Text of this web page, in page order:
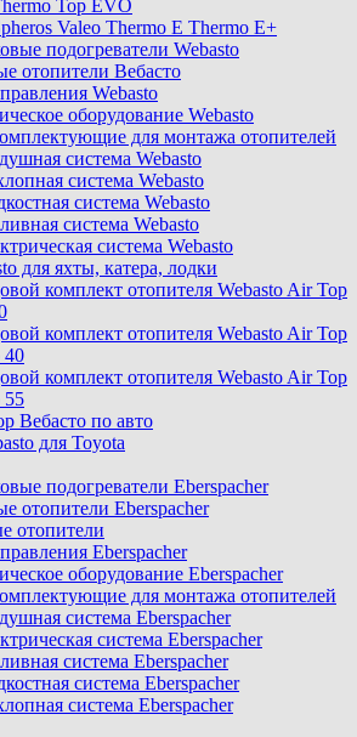
Top EVO
Valeo Thermo E Thermo E+
подогреватели Webasto
отопители Вебасто
Webasto
оборудование Webasto
для монтажа отопителей
система Webasto
система Webasto
система Webasto
система Webasto
система Webasto
для яхты, катера, лодки
комплект отопителя Webasto Air Top
комплект отопителя Webasto Air Top
40
комплект отопителя Webasto Air Top
55
Вебасто по авто
для Toyota
подогреватели Eberspacher
отопители Eberspacher
отопители
Eberspacher
оборудование Eberspacher
для монтажа отопителей
система Eberspacher
система Eberspacher
система Eberspacher
система Eberspacher
система Eberspacher